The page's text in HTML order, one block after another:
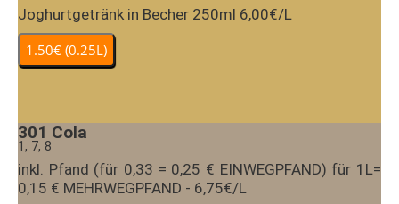
Joghurtgetränk in Becher 250ml 6,00€/L
301 Cola
1, 7, 8
inkl. Pfand (für 0,33 = 0,25 € EINWEGPFAND) für 1L=
0,15 € MEHRWEGPFAND - 6,75€/L